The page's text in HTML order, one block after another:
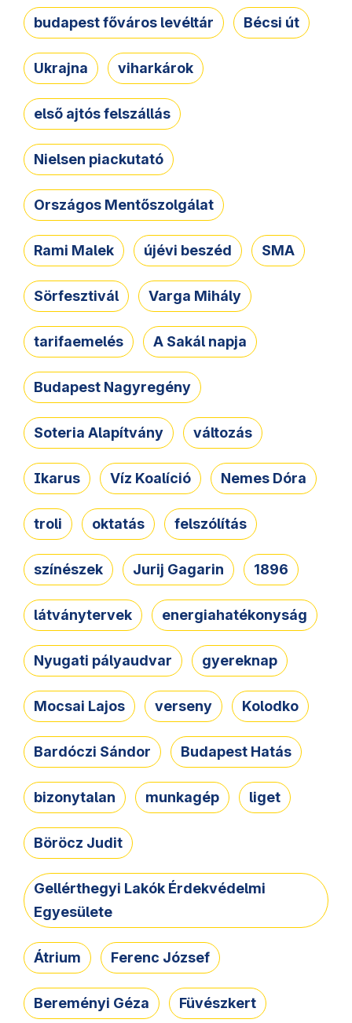
budapest főváros levéltár Bécsi út
Ukrajna viharkárok
első ajtós felszállás
Nielsen piackutató
Országos Mentőszolgálat
Rami Malek újévi beszéd SMA
Sörfesztivál Varga Mihály
tarifaemelés A Sakál napja
Budapest Nagyregény
Soteria Alapítvány változás
Ikarus Víz Koalíció Nemes Dóra
troli oktatás felszólítás
színészek Jurij Gagarin 1896
látványtervek energiahatékonyság
Nyugati pályaudvar gyereknap
Mocsai Lajos verseny Kolodko
Bardóczi Sándor Budapest Hatás
bizonytalan munkagép liget
Böröcz Judit
Gellérthegyi Lakók Érdekvédelmi
Egyesülete
Átrium Ferenc József
Bereményi Géza Füvészkert